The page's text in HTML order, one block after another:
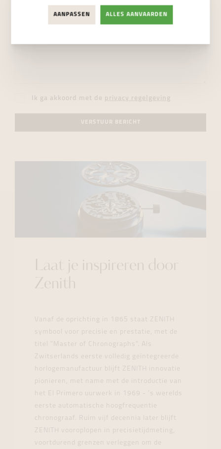
Ik ga akkoord met de privacy regelgeving
VERSTUUR BERICHT
Laat je inspireren door
Zenith
Vanaf de oprichting in 1865 staat ZENITH
symbool voor precisie en prestatie, met de
titel "Master of Chronographs". Als
Zwitserlands eerste volledig geïntegreerde
horlogemanufactuur blijft ZENITH innovatie
pionieren, met name met de introductie van
het El Primero uurwerk in 1969 - 's werelds
eerste automatische hoogfrequentie
chronograaf. Ruim vijf decennia later blijft
ZENITH vooroplopen in precisietijdmeting,
voortdurend grenzen verleggen om de
AANPASSEN ALLES AANVAARDEN